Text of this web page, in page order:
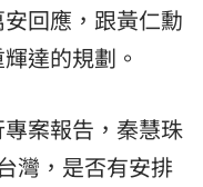
回應，跟黃仁勳
達的規劃。
案報告，秦慧珠
灣，是否有安排